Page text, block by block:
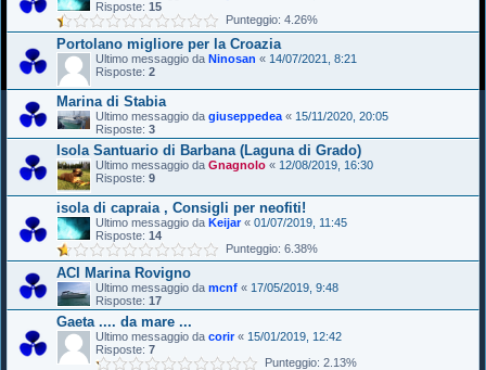
Risposte: 15
Punteggio: 4.26%
Portolano migliore per la Croazia
Ultimo messaggio da Ninosan « 14/07/2021, 8:21
Risposte: 2
Marina di Stabia
Ultimo messaggio da giuseppedea « 15/11/2020, 20:05
Risposte: 3
Isola Santuario di Barbana (Laguna di Grado)
Ultimo messaggio da Gnagnolo « 12/08/2019, 16:30
Risposte: 9
isola di capraia , Consigli per neofiti!
Ultimo messaggio da Keijar« 01/07/2019, 11:45
Risposte: 14
Punteggio: 6.38%
ACI Marina Rovigno
Ultimo messaggio da mcnf « 17/05/2019, 9:48
Risposte: 17
Gaeta .... da mare ...
Ultimo messaggio da corir« 15/01/2019, 12:42
Risposte: 7
Punteggio: 2.13%